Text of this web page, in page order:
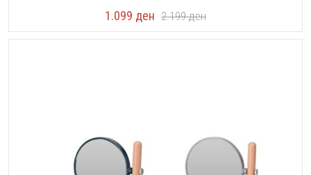
1.099 ден 2.199ден